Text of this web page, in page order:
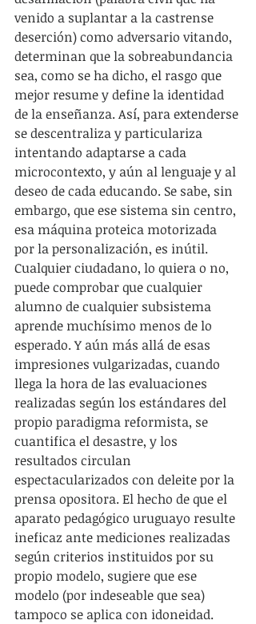
venido a suplantar a la castrense
deserción) como adversario vitando,
determinan que la sobreabundancia
sea, como se ha dicho, el rasgo que
mejor resume y define la identidad
de la enseñanza. Así, para extenderse
se descentraliza y particulariza
intentando adaptarse a cada
microcontexto, y aún al lenguaje y al
deseo de cada educando. Se sabe, sin
embargo, que ese sistema sin centro,
esa máquina proteica motorizada
por la personalización, es inútil.
Cualquier ciudadano, lo quiera o no,
puede comprobar que cualquier
alumno de cualquier subsistema
aprende muchísimo menos de lo
esperado. Y aún más allá de esas
impresiones vulgarizadas, cuando
llega la hora de las evaluaciones
realizadas según los estándares del
propio paradigma reformista, se
cuantifica el desastre, y los
resultados circulan
espectacularizados con deleite por la
prensa opositora. El hecho de que el
aparato pedagógico uruguayo resulte
ineficaz ante mediciones realizadas
según criterios instituidos por su
propio modelo, sugiere que ese
modelo (por indeseable que sea)
tampoco se aplica con idoneidad.